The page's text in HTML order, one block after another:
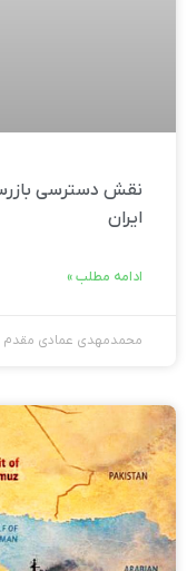
نقش دسترسی
ایران
ادامه مطلب »
محمدمهدی عمادی مقدم